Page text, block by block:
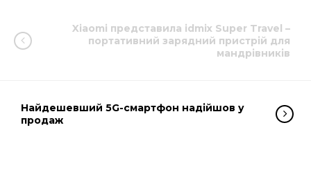
Xiaomi представила idmix Super Travel –
портативний зарядний пристрій для
мандрівників
Найдешевший 5G-смартфон надійшов у
продаж